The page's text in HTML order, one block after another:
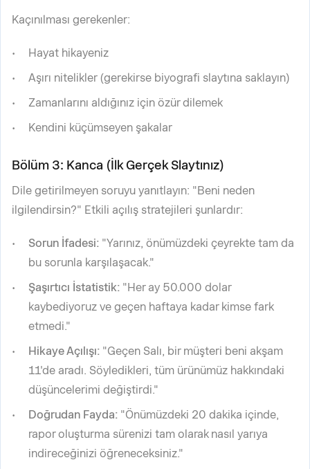
Kaçınılması gerekenler:
Hayat hikayeniz
Aşırı nitelikler (gerekirse biyografi slaytına saklayın)
Zamanlarını aldığınız için özür dilemek
Kendini küçümseyen şakalar
Bölüm 3: Kanca (İlk Gerçek Slaytınız)
Dile getirilmeyen soruyu yanıtlayın: "Beni neden
ilgilendirsin?" Etkili açılış stratejileri şunlardır:
Sorun İfadesi: "Yarınız, önümüzdeki çeyrekte tam da
bu sorunla karşılaşacak."
Şaşırtıcı İstatistik: "Her ay 50.000 dolar
kaybediyoruz ve geçen haftaya kadar kimse fark
etmedi."
Hikaye Açılışı: "Geçen Salı, bir müşteri beni akşam
11'de aradı. Söyledikleri, tüm ürünümüz hakkındaki
düşüncelerimi değiştirdi."
Doğrudan Fayda: "Önümüzdeki 20 dakika içinde,
rapor oluşturma sürenizi tam olarak nasıl yarıya
indireceğinizi öğreneceksiniz."